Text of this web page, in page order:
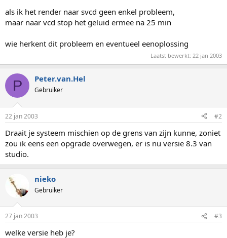
e
r
als ik het render naar svcd geen enkel probleem,
maar naar vcd stop het geluid ermee na 25 min
wie herkent dit probleem en eventueel eenoplossing
Laatst bewerkt: 22 jan 2003
P Peter.van.Hel
Gebruiker
22 jan 2003 #2
Draait je systeem mischien op de grens van zijn kunne, zoniet
zou ik eens een opgrade overwegen, er is nu versie 8.3 van
studio.
nieko
Gebruiker
27 jan 2003 #3
welke versie heb je?